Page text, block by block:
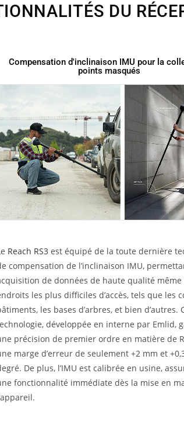
DU
Compensation d'inclinaison IMU pour la
points masqués
Reach RS3est équipé de la toute dernière
compensation de l’inclinaison IMU,
de données de haute qualité même
les plus difficiles d’accès, tels que les
les bases d’arbres, et bien d’autres.
développée en interne par Emlid,
précision de premier ordre en matière de
marge d’erreur de seulement +2 mm et
De plus, l’IMU est calibrée en usine,
fonctionnalité immédiate dès la mise en